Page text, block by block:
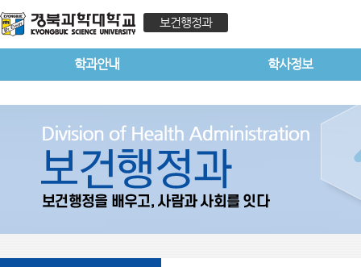
보건행정과
학과안내 학사정보